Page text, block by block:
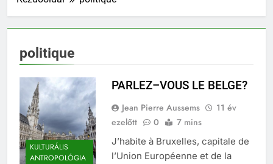
politique
KULTURÁLIS
ANTROPOLÓGIA
PARLEZ–VOUS LE BELGE?
Jean Pierre Aussems
11 év
ezelőtt
0 7 mins
J’habite à Bruxelles, capitale de
l’Union Européenne et de la